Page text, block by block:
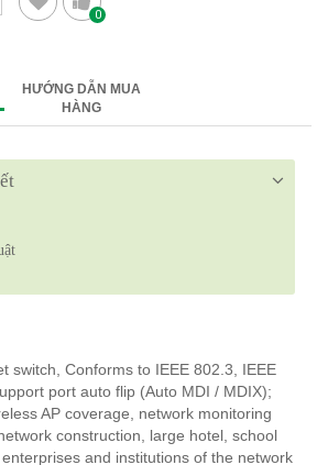
0
HƯỚNG DẪN MUA
HÀNG
switch, Conforms to IEEE 802.3, IEEE
port auto flip (Auto MDI / MDIX);
AP coverage, network monitoring
construction, large hotel, school
and institutions of the network